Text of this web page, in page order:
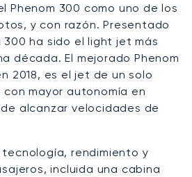
Phenom 300 como uno de los
y con razón. Presentado
300 ha sido el light jet más
década. El mejorado Phenom
2018, es el jet de un solo
mayor autonomía en
alcanzar velocidades de
rendimiento y
incluida una cabina